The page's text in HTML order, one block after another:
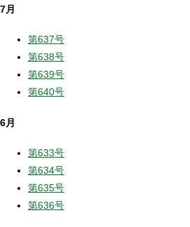
7月
第637号
第638号
第639号
第640号
6月
第633号
第634号
第635号
第636号